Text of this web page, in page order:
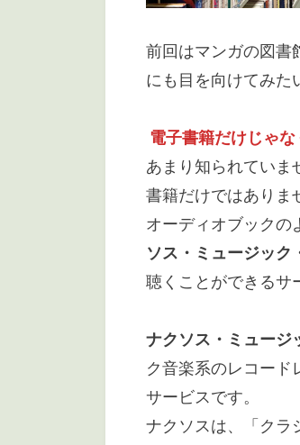
前回はマンガの図書
にも目を向けてみた
電子書籍だけじゃ
あまり知られていま
書籍だけではありま
オーディオブックの
ソス・ミュージック
聴くことができるサ
ナクソス・ミュージ
ク音楽系のレコード
サービスです。
ナクソスは、「クラ